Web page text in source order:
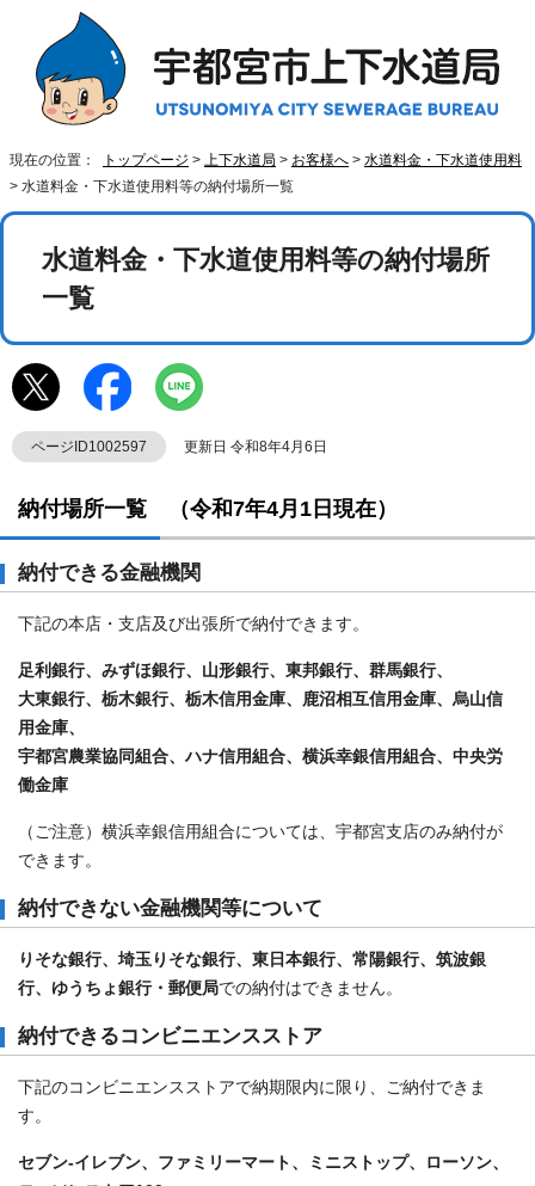
現在の位置： トップページ > 上下水道局 > お客様へ > 水道料金・下水道使用料
> 水道料金・下水道使用料等の納付場所一覧
水道料金・下水道使用料等の納付場所
一覧
ページID1002597 更新日 令和8年4月6日
納付場所一覧 （令和7年4月1日現在）
納付できる金融機関
下記の本店・支店及び出張所で納付できます。
足利銀行、みずほ銀行、山形銀行、東邦銀行、群馬銀行、
大東銀行、栃木銀行、栃木信用金庫、鹿沼相互信用金庫、烏山信
用金庫、
宇都宮農業協同組合、ハナ信用組合、横浜幸銀信用組合、 中央労
働金庫
（ご注意）横浜幸銀信用組合については、宇都宮支店のみ納付が
できます。
納付できない金融機関等について
りそな銀行、埼玉りそな銀行、東日本銀行、 常陽銀行、筑波銀
行、ゆうちょ銀行・郵便局での納付はできません。
納付できるコンビニエンスストア
下記のコンビニエンスストアで納期限内に限り、ご納付できま
す。
セブン‐イレブン、ファミリーマート、ミニストップ、ローソン、